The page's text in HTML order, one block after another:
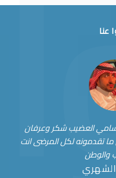
عنا
سامي العضيب شكر وعرفان
تقدمونه لكل المرضى انت
والوطن